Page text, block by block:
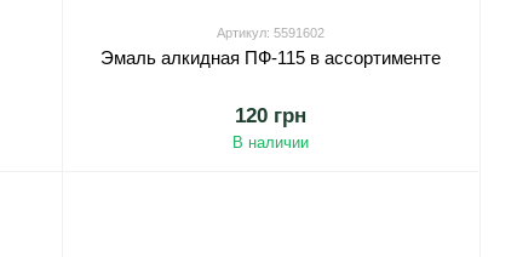
Артикул: 5591602
Эмаль алкидная ПФ-115 в ассортименте
120 грн
В наличии